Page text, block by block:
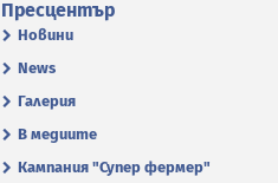
Пресцентър
Новини
News
Галерия
В медиите
Кампания "Супер фермер"